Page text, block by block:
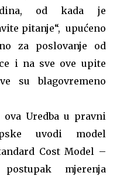
od kada je
pitanje“, upućeno
za poslovanje od
i na sve ove upite
su blagovremeno
ova Uredba u pravni
uvodi model
Cost Model –
mjerenja